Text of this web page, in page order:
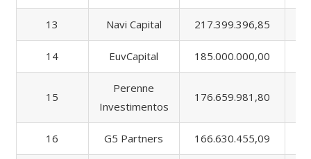
13 Navi Capital 217.399.396,85
14 EuvCapital 185.000.000,00
15
Perenne
Investimentos
176.659.981,80
16 G5 Partners 166.630.455,09